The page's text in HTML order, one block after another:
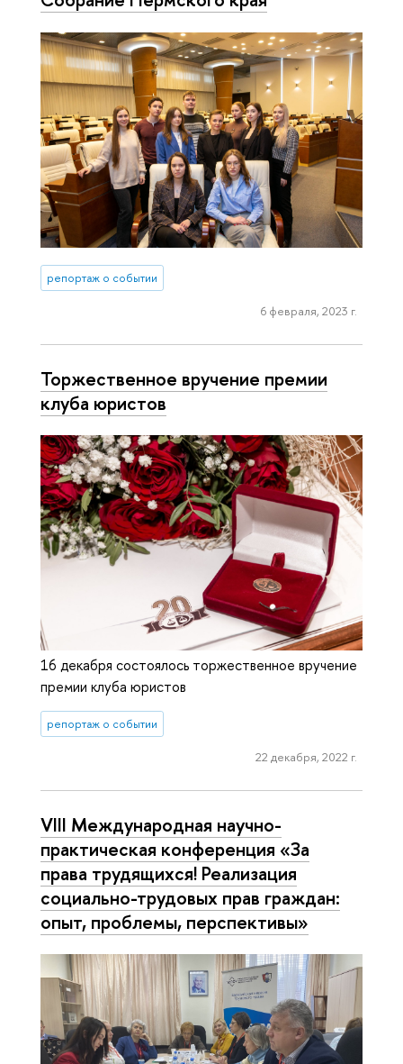
репортаж о событии
6 февраля, 2023 г.
Торжественное вручение премии
клуба юристов
16 декабря состоялось торжественное вручение
премии клуба юристов
репортаж о событии
22 декабря, 2022 г.
VIII Международная научно-
практическая конференция «За
права трудящихся! Реализация
социально-трудовых прав граждан:
опыт, проблемы, перспективы»